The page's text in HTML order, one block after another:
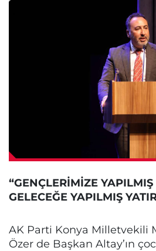
“GENÇLERİMİZE
GELECEĞE YAPILMIŞ
AK Parti Konya Milletvekili
Özer de Başkan Altay’ın